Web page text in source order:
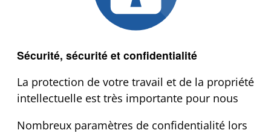
Sécurité, sécurité et confidentialité
La protection de votre travail et de la propriété
intellectuelle est très importante pour nous
Nombreux paramètres de confidentialité lors